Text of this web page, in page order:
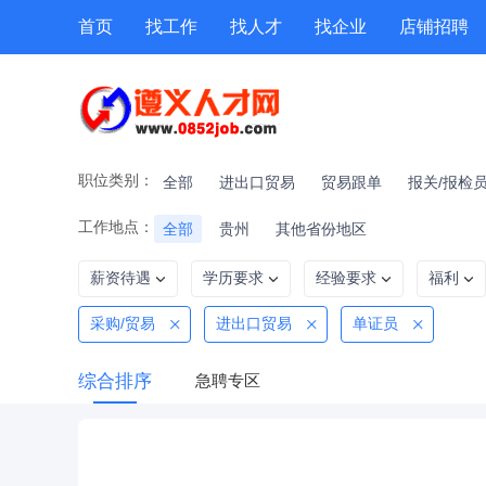
首页 找工作 找人才 找企业 店铺招聘
职位类别： 全部 进出口贸易 贸易跟单 报关/报检员
工作地点： 全部 贵州 其他省份地区
薪资待遇 学历要求 经验要求 福利
采购/贸易 进出口贸易 单证员
综合排序 急聘专区